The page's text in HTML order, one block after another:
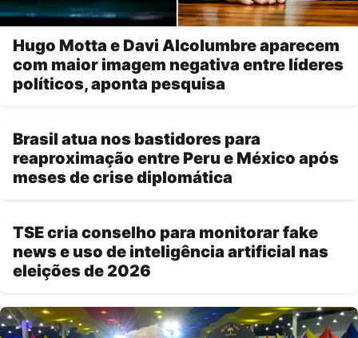
Hugo Motta e Davi Alcolumbre aparecem
com maior imagem negativa entre líderes
políticos, aponta pesquisa
Brasil atua nos bastidores para
reaproximação entre Peru e México após
meses de crise diplomática
TSE cria conselho para monitorar fake
news e uso de inteligência artificial nas
eleições de 2026